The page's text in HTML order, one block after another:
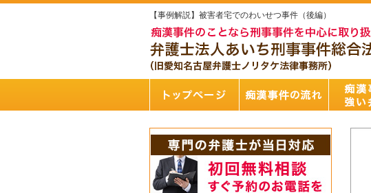
【事例解説】被害者宅でのわいせつ事件（後編）